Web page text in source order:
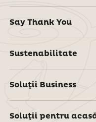
Say Thank You
Sustenabilitate
Soluţii Business
Soluţii pentru